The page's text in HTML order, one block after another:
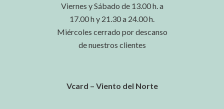
Viernes y Sábado de 13.00 h. a
17.00 h y 21.30 a 24.00 h.
Miércoles cerrado por descanso
de nuestros clientes
Vcard – Viento del Norte